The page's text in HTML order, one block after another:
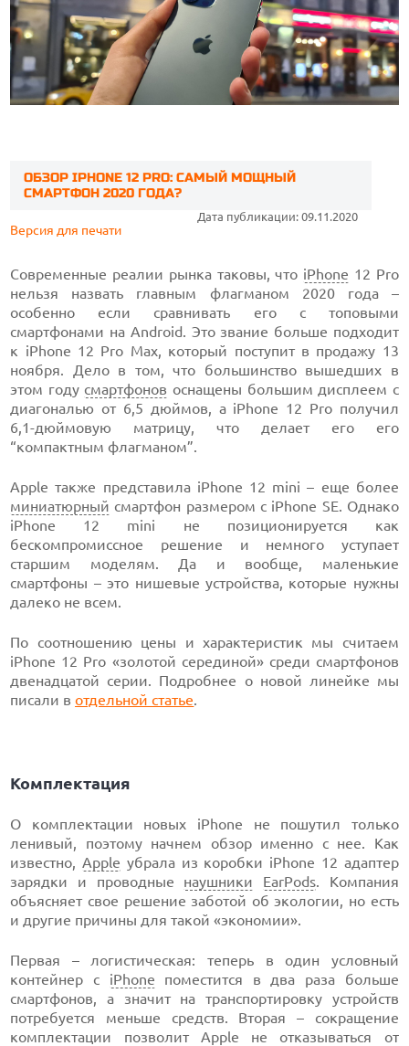
ОБЗОР IPHONE 12 PRO: САМЫЙ МОЩНЫЙ
СМАРТФОН 2020 ГОДА?
Дата публикации: 09.11.2020
Версия для печати
Современные реалии рынка таковы, что iPhone 12 Pro
нельзя назвать главным флагманом 2020 года –
особенно если сравнивать его с топовыми
смартфонами на Android. Это звание больше подходит
к iPhone 12 Pro Max, который поступит в продажу 13
ноября. Дело в том, что большинство вышедших в
этом году смартфонов оснащены большим дисплеем с
диагональю от 6,5 дюймов, а iPhone 12 Pro получил
6,1-дюймовую матрицу, что делает его его
“компактным флагманом”.
Apple также представила iPhone 12 mini – еще более
миниатюрный смартфон размером с iPhone SE. Однако
iPhone 12 mini не позиционируется как
бескомпромиссное решение и немного уступает
старшим моделям. Да и вообще, маленькие
смартфоны – это нишевые устройства, которые нужны
далеко не всем.
По соотношению цены и характеристик мы считаем
iPhone 12 Pro «золотой серединой» среди смартфонов
двенадцатой серии. Подробнее о новой линейке мы
писали вотдельной статье.
Комплектация
О комплектации новых iPhone не пошутил только
ленивый, поэтому начнем обзор именно с нее. Как
известно,Apple убрала из коробки iPhone 12 адаптер
зарядки и проводные наушники EarPods. Компания
объясняет свое решение заботой об экологии, но есть
и другие причины для такой «экономии».
Первая – логистическая: теперь в один условный
контейнер с iPhone поместится в два раза больше
смартфонов, а значит на транспортировку устройств
потребуется меньше средств. Вторая – сокращение
комплектации позволит Apple не отказываться от